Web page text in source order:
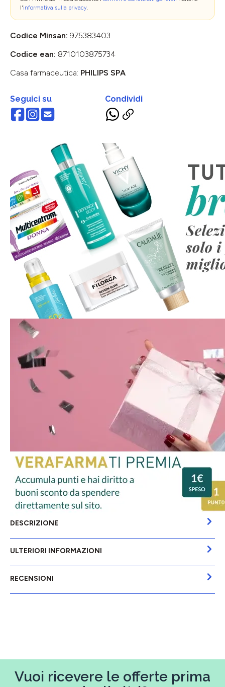
l'informativa sulla privacy.
Codice Minsan: 975383403
Codice ean: 8710103875734
Casa farmaceutica: PHILIPS SPA
Seguici su Condividi
DESCRIZIONE
ULTERIORI INFORMAZIONI
RECENSIONI
Vuoi ricevere le offerte prima